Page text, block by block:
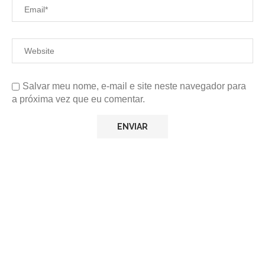
Salvar meu nome, e-mail e site neste navegador para
a próxima vez que eu comentar.